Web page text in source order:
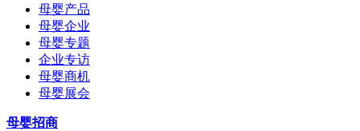
母婴产品
母婴企业
母婴专题
企业专访
母婴商机
母婴展会
母婴招商